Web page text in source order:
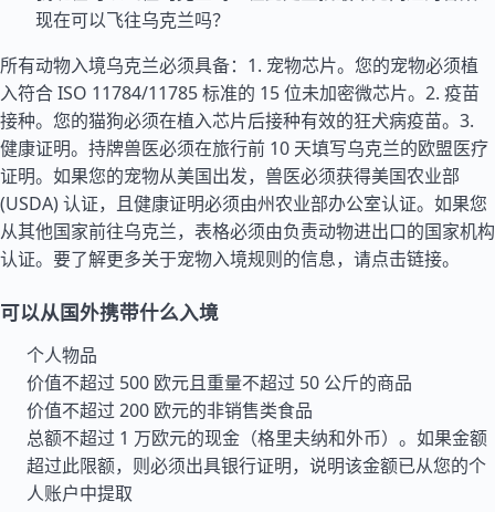
现在可以飞往乌克兰吗？
所有动物入境乌克兰必须具备：1. 宠物芯片。您的宠物必须植
入符合 ISO 11784/11785 标准的 15 位未加密微芯片。2. 疫苗
接种。您的猫狗必须在植入芯片后接种有效的狂犬病疫苗。3.
健康证明。持牌兽医必须在旅行前 10 天填写乌克兰的欧盟医疗
证明。如果您的宠物从美国出发，兽医必须获得美国农业部
(USDA) 认证，且健康证明必须由州农业部办公室认证。如果您
从其他国家前往乌克兰，表格必须由负责动物进出口的国家机构
认证。要了解更多关于宠物入境规则的信息，请点击链接。
可以从国外携带什么入境
个人物品
价值不超过 500 欧元且重量不超过 50 公斤的商品
价值不超过 200 欧元的非销售类食品
总额不超过 1 万欧元的现金（格里夫纳和外币）。如果金额
超过此限额，则必须出具银行证明，说明该金额已从您的个
人账户中提取